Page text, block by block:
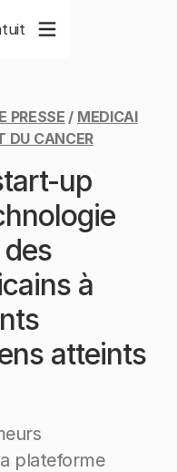
PRESSE / MEDICAI
DU CANCER
up
à
atteints
plateforme